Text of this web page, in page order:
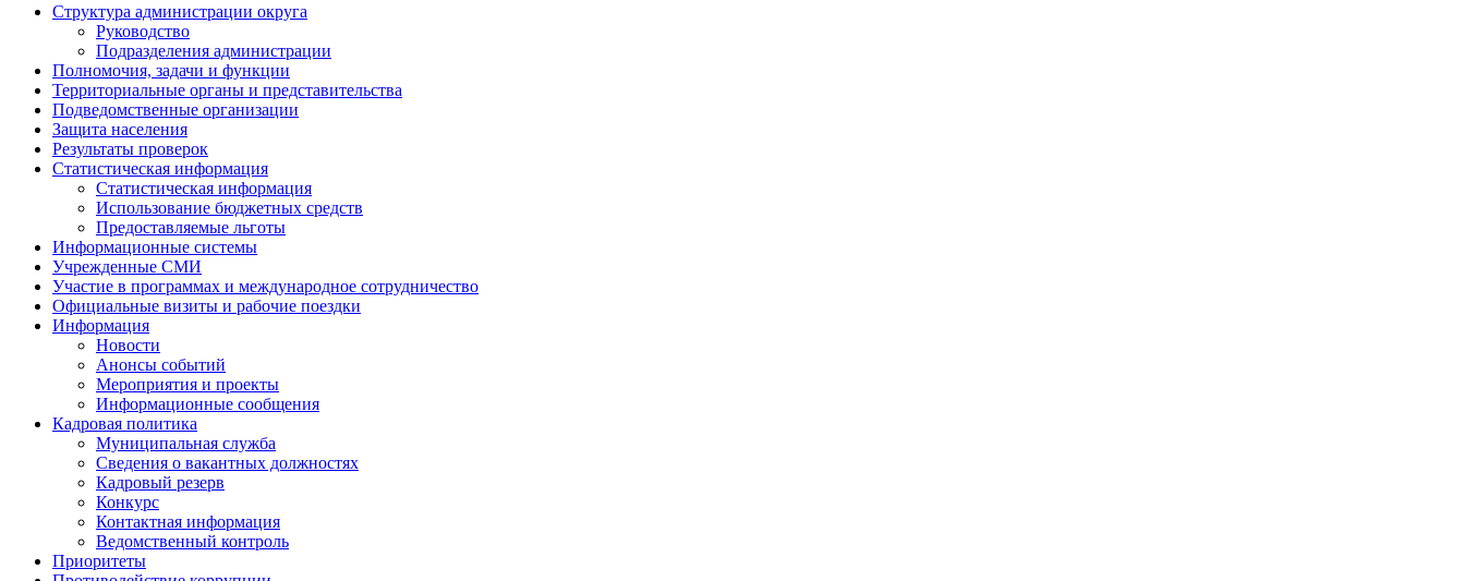
Структура администрации округа
Руководство
Подразделения администрации
Полномочия, задачи и функции
Территориальные органы и представительства
Подведомственные организации
Защита населения
Результаты проверок
Статистическая информация
Статистическая информация
Использование бюджетных средств
Предоставляемые льготы
Информационные системы
Учрежденные СМИ
Участие в программах и международное сотрудничество
Официальные визиты и рабочие поездки
Информация
Новости
Анонсы событий
Мероприятия и проекты
Информационные сообщения
Кадровая политика
Муниципальная служба
Сведения о вакантных должностях
Кадровый резерв
Конкурс
Контактная информация
Ведомственный контроль
Приоритеты